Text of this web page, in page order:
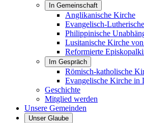
In Gemeinschaft
Anglikanische Kirche
Evangelisch-
Philippinische
Lusitanische Kirche
Reformierte
Im Gespräch
Römisch-katholische
Evangelische Kirche in
Geschichte
Mitglied werden
Unsere Gemeinden
Unser Glaube